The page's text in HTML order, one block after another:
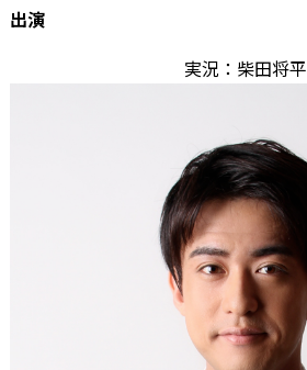
出演
実況：柴田将平